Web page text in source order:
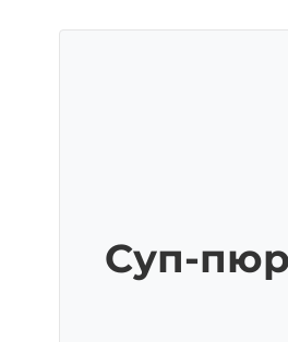
Суп-